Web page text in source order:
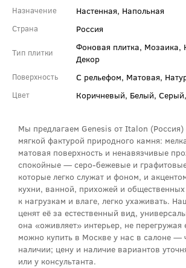
Назначение Настенная, Напольная
Страна Россия
Тип плитки
Фоновая плитка, Мозаика,
Декор
Поверхность С рельефом, Матовая,
Цвет Коричневый, Белый,
Мы предлагаем Genesis от Italon
мягкой фактурой природного камня:
матовая поверхность и ненавязчивые
спокойные — серо‑бежевые и
которые легко служат и фоном, и
кухни, ванной, прихожей и общественных
к нагрузкам и влаге, легко ухаживать.
ценят её за естественный вид,
она «оживляет» интерьер, не перегружая
можно купить в Москве у нас в салоне —
наличии; цену и наличие вариантов
или у консультанта.